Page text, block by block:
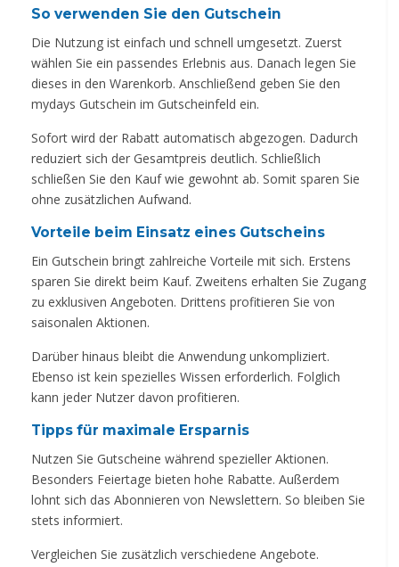
So verwenden Sie den Gutschein
Die Nutzung ist einfach und schnell umgesetzt. Zuerst
wählen Sie ein passendes Erlebnis aus. Danach legen Sie
dieses in den Warenkorb. Anschließend geben Sie den
mydays Gutschein im Gutscheinfeld ein.
Sofort wird der Rabatt automatisch abgezogen. Dadurch
reduziert sich der Gesamtpreis deutlich. Schließlich
schließen Sie den Kauf wie gewohnt ab. Somit sparen Sie
ohne zusätzlichen Aufwand.
Vorteile beim Einsatz eines Gutscheins
Ein Gutschein bringt zahlreiche Vorteile mit sich. Erstens
sparen Sie direkt beim Kauf. Zweitens erhalten Sie Zugang
zu exklusiven Angeboten. Drittens profitieren Sie von
saisonalen Aktionen.
Darüber hinaus bleibt die Anwendung unkompliziert.
Ebenso ist kein spezielles Wissen erforderlich. Folglich
kann jeder Nutzer davon profitieren.
Tipps für maximale Ersparnis
Nutzen Sie Gutscheine während spezieller Aktionen.
Besonders Feiertage bieten hohe Rabatte. Außerdem
lohnt sich das Abonnieren von Newslettern. So bleiben Sie
stets informiert.
Vergleichen Sie zusätzlich verschiedene Angebote.